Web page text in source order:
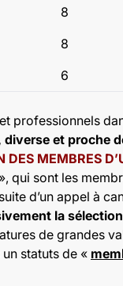
8
8
6
professionnels
et proche
MEMBRES
qui sont les
d’un appel à
la
de grandes
statuts de «